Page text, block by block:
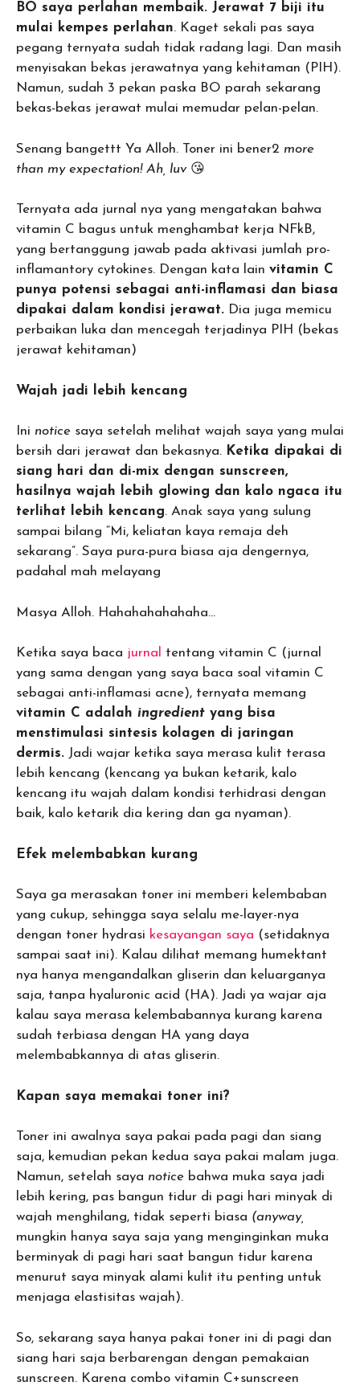
BO saya perlahan membaik. Jerawat 7 biji itu
mulai kempes perlahan. Kaget sekali pas saya
pegang ternyata sudah tidak radang lagi. Dan masih
menyisakan bekas jerawatnya yang kehitaman (PIH).
Namun, sudah 3 pekan paska BO parah sekarang
bekas-bekas jerawat mulai memudar pelan-pelan.
Senang bangettt Ya Alloh. Toner ini bener2 more
than my expectation! Ah, luv 😘
Ternyata ada jurnal nya yang mengatakan bahwa
vitamin C bagus untuk menghambat kerja NFkB,
yang bertanggung jawab pada aktivasi jumlah pro-
inflamantory cytokines. Dengan kata lain vitamin C
punya potensi sebagai anti-inflamasi dan biasa
dipakai dalam kondisi jerawat. Dia juga memicu
perbaikan luka dan mencegah terjadinya PIH (bekas
jerawat kehitaman)
Wajah jadi lebih kencang
Ini notice saya setelah melihat wajah saya yang mulai
bersih dari jerawat dan bekasnya. Ketika dipakai di
siang hari dan di-mix dengan sunscreen,
hasilnya wajah lebih glowing dan kalo ngaca itu
terlihat lebih kencang. Anak saya yang sulung
sampai bilang “Mi, keliatan kaya remaja deh
sekarang”. Saya pura-pura biasa aja dengernya,
padahal mah melayang
Masya Alloh. Hahahahahahaha…
Ketika saya baca jurnal
tentang vitamin C (jurnal
yang sama dengan yang saya baca soal vitamin C
sebagai anti-inflamasi acne), ternyata memang
vitamin C adalah ingredient yang bisa
menstimulasi sintesis kolagen di jaringan
dermis. Jadi wajar ketika saya merasa kulit terasa
lebih kencang (kencang ya bukan ketarik, kalo
kencang itu wajah dalam kondisi terhidrasi dengan
baik, kalo ketarik dia kering dan ga nyaman).
Efek melembabkan kurang
Saya ga merasakan toner ini memberi kelembaban
yang cukup, sehingga saya selalu me-layer-nya
dengan toner hydrasi kesayangan saya (setidaknya
sampai saat ini). Kalau dilihat memang humektant
nya hanya mengandalkan gliserin dan keluarganya
saja, tanpa hyaluronic acid (HA). Jadi ya wajar aja
kalau saya merasa kelembabannya kurang karena
sudah terbiasa dengan HA yang daya
melembabkannya di atas gliserin.
Kapan saya memakai toner ini?
Toner ini awalnya saya pakai pada pagi dan siang
saja, kemudian pekan kedua saya pakai malam juga.
Namun, setelah saya notice bahwa muka saya jadi
lebih kering, pas bangun tidur di pagi hari minyak di
wajah menghilang, tidak seperti biasa (anyway,
mungkin hanya saya saja yang menginginkan muka
berminyak di pagi hari saat bangun tidur karena
menurut saya minyak alami kulit itu penting untuk
menjaga elastisitas wajah).
So, sekarang saya hanya pakai toner ini di pagi dan
siang hari saja berbarengan dengan pemakaian
sunscreen. Karena combo vitamin C+sunscreen